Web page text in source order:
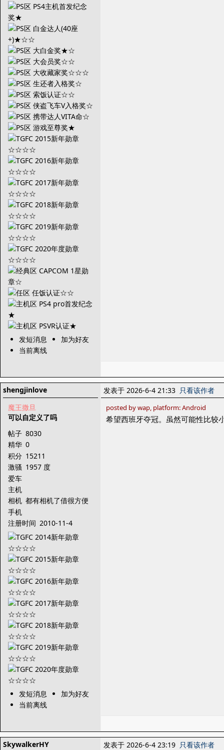
发短消息
加为好友
当前离线
shengjinlove
魔王撒旦
可以自定义了吗
帖子 8030
精华 0
积分 15211
激骚 1957 度
爱车
主机
相机 都有相机了借很方便
手机
注册时间 2010-11-4
发短消息
加为好友
当前离线
发表于 2026-6-4 21:33 只看该作者
posted by wap, platform: Android
希望西班牙夺冠。虽然可能性比较
SkywalkerHY
发表于 2026-6-4 23:19 只看该作者